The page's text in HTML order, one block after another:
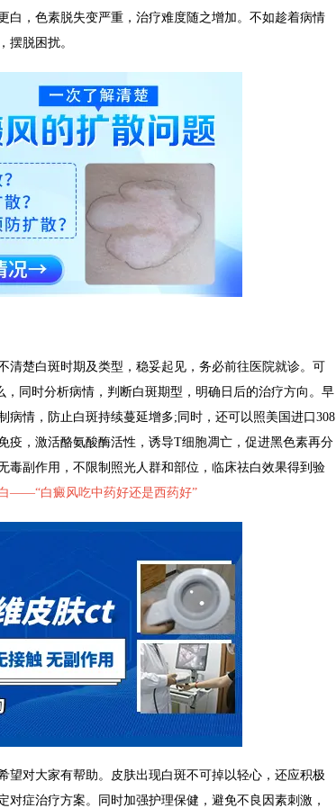
白，色素脱失变严重，治疗难度随之增加。不如趁着病情
摆脱困扰。
楚白斑时期及类型，稳妥起见，务必前往医院就诊。可
同时分析病情，判断白斑期型，明确日后的治疗方向。早
病情，防止白斑持续蔓延增多;同时，还可以照美国进口308
疫，激活酪氨酸酶活性，诱导T细胞凋亡，促进黑色素再分
毒副作用，不限制照光人群和部位，临床祛白效果得到验
白——“白癜风吃中药好还是西药好”
对大家有帮助。皮肤出现白斑不可掉以轻心，还应积极
症治疗方案。同时加强护理保健，避免不良因素刺激，